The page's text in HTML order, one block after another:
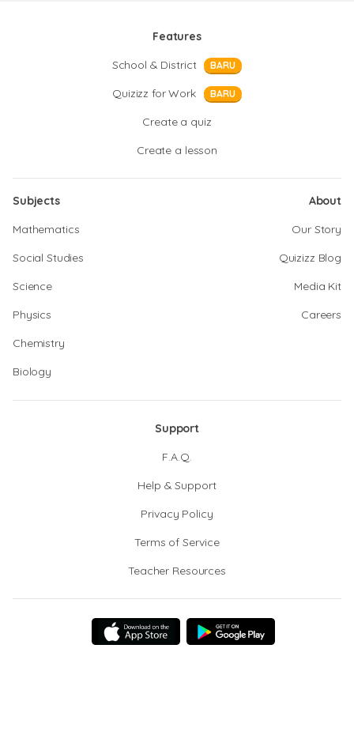
Features
School & District
BARU
Quizizz for Work BARU
Create a quiz
Create a lesson
Subjects
Mathematics
Social Studies
Science
Physics
Chemistry
Biology
About
Our Story
Quizizz Blog
Media Kit
Careers
Support
F.A.Q.
Help & Support
Privacy Policy
Terms of Service
Teacher Resources